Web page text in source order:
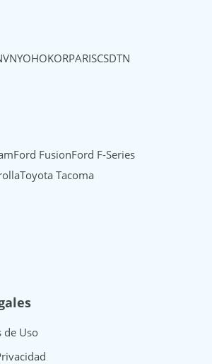
NYOHOKORPARISCSDTN
Ford FusionFord F-Series
Toyota Tacoma
de Uso